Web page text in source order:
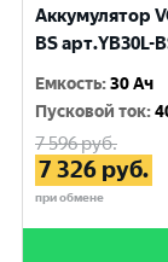
Аккумулятор
BS арт.YB30L-
Емкость:30 Ач
Пусковой ток:
7 596руб.
7 326 руб.
при обмене